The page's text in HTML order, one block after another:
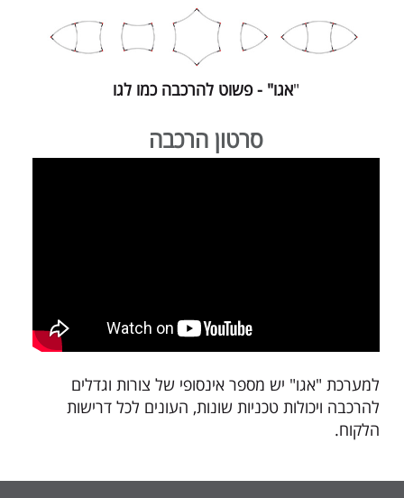
"אגו" - פשוט להרכבה כמו לגו
סרטון הרכבה
למערכת "אגו" יש מספר אינסופי של צורות וגדלים
להרכבה ויכולות טכניות שונות, העונים לכל דרישות
הלקוח.